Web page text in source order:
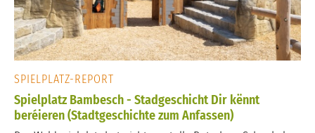
SPIELPLATZ-REPORT
Spielplatz Bambesch - Stadgeschicht Dir kënnt
beréieren (Stadtgeschichte zum Anfassen)